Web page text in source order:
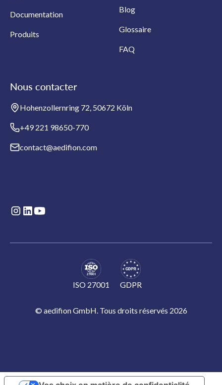
Documentation
Produits
Blog
Glossaire
FAQ
Nous contacter
Hohenzollernring 72, 50672 Köln
+49 221 98650-770
contact@aedifion.com
© aedifion GmbH. Tous droits réservés 2026
ISO 27001 GDPR